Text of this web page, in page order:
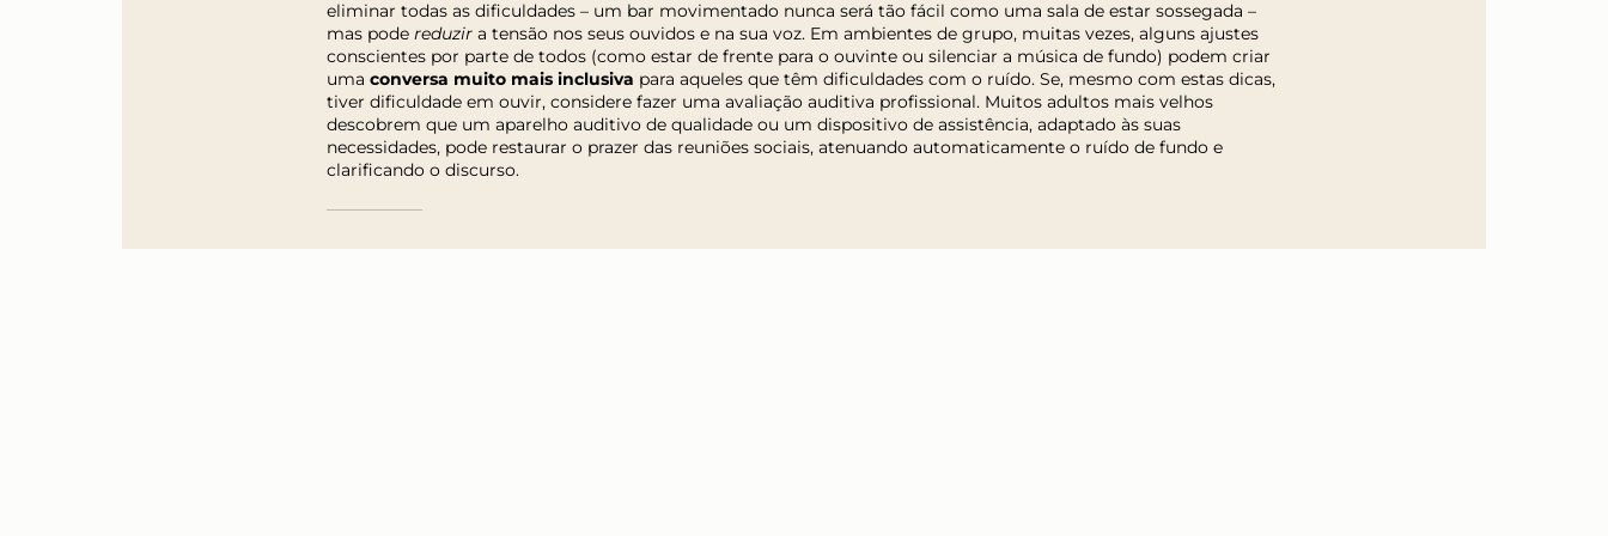
eliminar todas as dificuldades – um bar movimentado nunca será tão fácil como uma sala de estar sossegada –
mas pode reduzir a tensão nos seus ouvidos e na sua voz. Em ambientes de grupo, muitas vezes, alguns ajustes
conscientes por parte de todos (como estar de frente para o ouvinte ou silenciar a música de fundo) podem criar
uma conversa muito mais inclusiva para aqueles que têm dificuldades com o ruído. Se, mesmo com estas dicas,
tiver dificuldade em ouvir, considere fazer uma avaliação auditiva profissional. Muitos adultos mais velhos
descobrem que um aparelho auditivo de qualidade ou um dispositivo de assistência, adaptado às suas
necessidades, pode restaurar o prazer das reuniões sociais, atenuando automaticamente o ruído de fundo e
clarificando o discurso.